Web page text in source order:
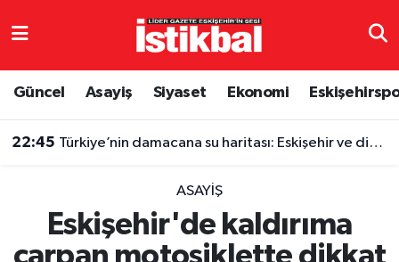
Güncel Asayiş Siyaset Ekonomi
22:45 Türkiye’nin damacana su haritası: Eskişehir ve diğer illerde fiyatlar ne kadar?
ASAYIŞ
Eskişehir'de kaldırıma
Eskişehirspor
Spor
Eskişehir Nöbetçi Eczaneler
TFF 3.Lig 4.Grup Puan Durumu ve Fikstür